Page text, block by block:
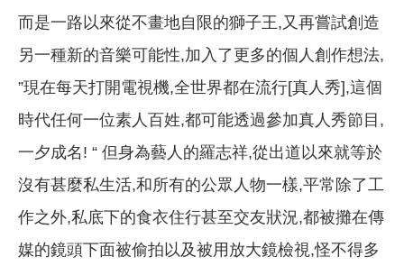
而是一路以來從不畫地自限的獅子王,又再嘗試創造
另一種新的音樂可能性,加入了更多的個人創作想法,
”現在每天打開電視機,全世界都在流行[真人秀],這個
時代任何一位素人百姓,都可能透過參加真人秀節目,
一夕成名! “ 但身為藝人的羅志祥,從出道以來就等於
沒有甚麼私生活,和所有的公眾人物一樣,平常除了工
作之外,私底下的食衣住行甚至交友狀況,都被攤在傳
媒的鏡頭下面被偷拍以及被用放大鏡檢視,怪不得多